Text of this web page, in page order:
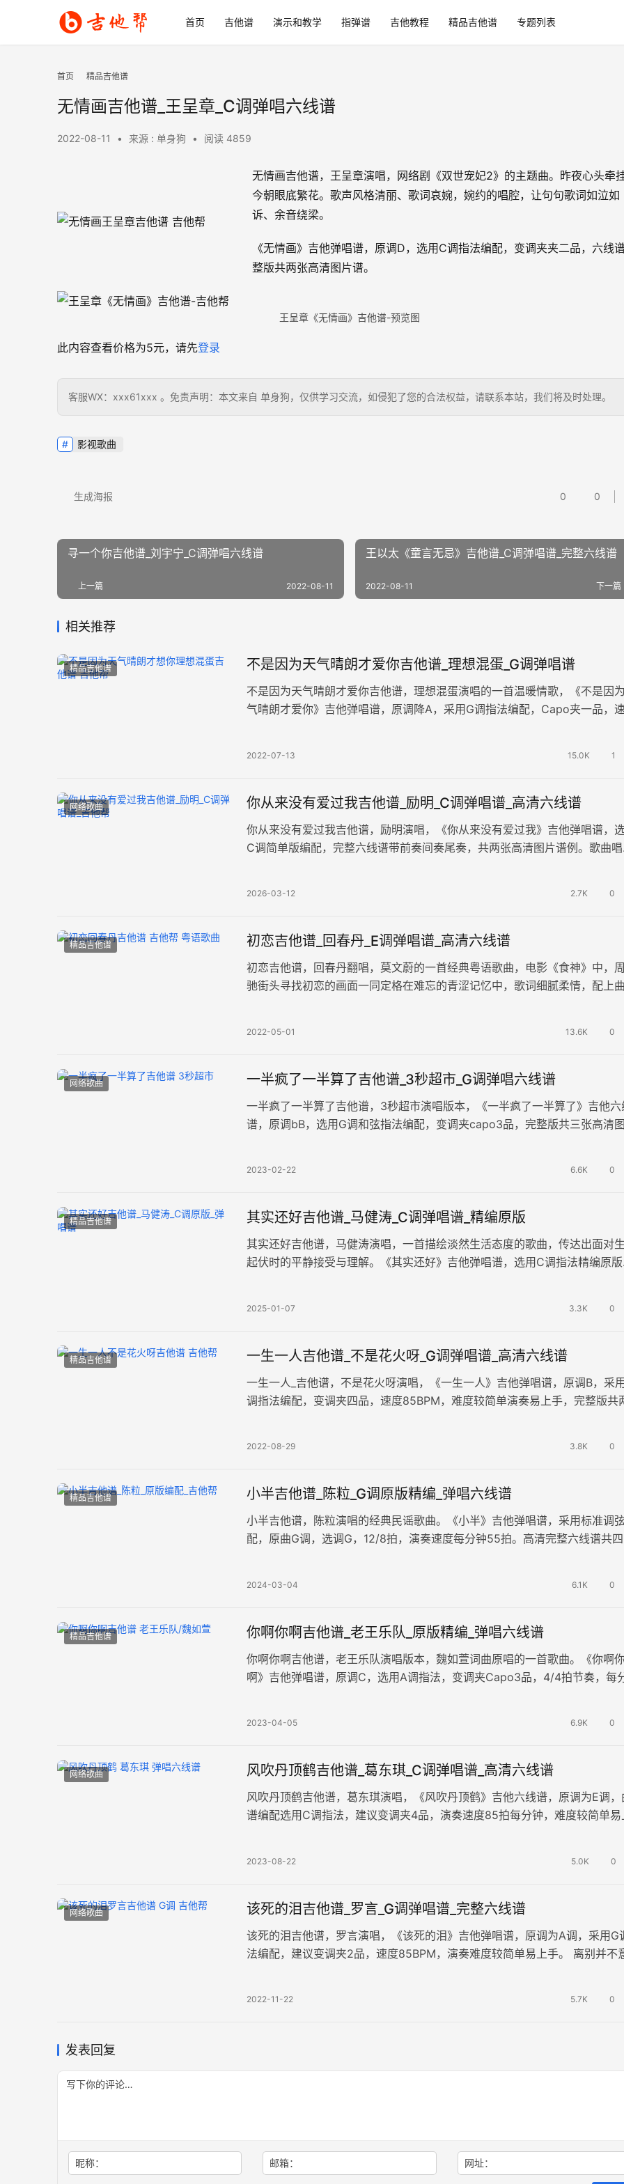
首页 吉他谱 演示和教学 指弹谱 吉他教程 精品吉他谱 专题列表
首页 精品吉他谱
无情画吉他谱_王呈章_C调弹唱六线谱
2022-08-11 • 来源 : 单身狗 • 阅读 4859
无情画吉他谱，王呈章演唱，网络剧《双世宠妃2》的主题曲。昨夜心头牵挂
今朝眼底繁花。歌声风格清丽、歌词哀婉，婉约的唱腔，让句句歌词如泣如
诉、余音绕梁。
《无情画》吉他弹唱谱，原调D，选用C调指法编配，变调夹夹二品，六线
整版共两张高清图片谱。
王呈章《无情画》吉他谱-预览图
此内容查看价格为5元，请先登录
客服WX：xxx61xxx 。免责声明：本文来自 单身狗，仅供学习交流，如侵犯了您的合法权益，请联系本站，我们将及时处理。
影视歌曲
0 0
生成海报
寻一个你吉他谱_刘宇宁_C调弹唱六线谱
上一篇 2022-08-11
王以太《童言无忌》吉他谱_C调弹唱谱_完整六线谱
下一篇
2022-08-11
相关推荐
精品吉他谱 不是因为天气晴朗才爱你吉他谱_理想混蛋_G调弹唱谱
不是因为天气晴朗才爱你吉他谱，理想混蛋演唱的一首温暖情歌，《不是因
气晴朗才爱你》吉他弹唱谱，原调降A，采用G调指法编配，Capo夹一品，
2022-07-13 15.0K 1
网络歌曲 你从来没有爱过我吉他谱_励明_C调弹唱谱_高清六线谱
你从来没有爱过我吉他谱，励明演唱，《你从来没有爱过我》吉他弹唱谱，
C调简单版编配，完整六线谱带前奏间奏尾奏，共两张高清图片谱例。歌曲唱
2026-03-12 2.7K 0
精品吉他谱 初恋吉他谱_回春丹_E调弹唱谱_高清六线谱
初恋吉他谱，回春丹翻唱，莫文蔚的一首经典粤语歌曲，电影《食神》中，
驰街头寻找初恋的画面一同定格在难忘的青涩记忆中，歌词细腻柔情，配上
2022-05-01 13.6K 0
网络歌曲 一半疯了一半算了吉他谱_3秒超市_G调弹唱六线谱
一半疯了一半算了吉他谱，3秒超市演唱版本，《一半疯了一半算了》吉他六
谱，原调bB，选用G调和弦指法编配，变调夹capo3品，完整版共三张高清
2023-02-22 6.6K 0
精品吉他谱 其实还好吉他谱_马健涛_C调弹唱谱_精编原版
其实还好吉他谱，马健涛演唱，一首描绘淡然生活态度的歌曲，传达出面对
起伏时的平静接受与理解。《其实还好》吉他弹唱谱，选用C调指法精编原版
2025-01-07 3.3K 0
精品吉他谱 一生一人吉他谱_不是花火呀_G调弹唱谱_高清六线谱
一生一人_吉他谱，不是花火呀演唱，《一生一人》吉他弹唱谱，原调B，采
调指法编配，变调夹四品，速度85BPM，难度较简单演奏易上手，完整版共
2022-08-29 3.8K 0
精品吉他谱 小半吉他谱_陈粒_G调原版精编_弹唱六线谱
小半吉他谱，陈粒演唱的经典民谣歌曲。《小半》吉他弹唱谱，采用标准调
配，原曲G调，选调G，12/8拍，演奏速度每分钟55拍。高清完整六线谱共四
2024-03-04 6.1K 0
精品吉他谱 你啊你啊吉他谱_老王乐队_原版精编_弹唱六线谱
你啊你啊吉他谱，老王乐队演唱版本，魏如萱词曲原唱的一首歌曲。《你啊
啊》吉他弹唱谱，原调C，选用A调指法，变调夹Capo3品，4/4拍节奏，每
2023-04-05 6.9K 0
网络歌曲 风吹丹顶鹤吉他谱_葛东琪_C调弹唱谱_高清六线谱
风吹丹顶鹤吉他谱，葛东琪演唱，《风吹丹顶鹤》吉他六线谱，原调为E调，
谱编配选用C调指法，建议变调夹4品，演奏速度85拍每分钟，难度较简单易
2023-08-22 5.0K 0
网络歌曲 该死的泪吉他谱_罗言_G调弹唱谱_完整六线谱
该死的泪吉他谱，罗言演唱，《该死的泪》吉他弹唱谱，原调为A调，采用G
法编配，建议变调夹2品，速度85BPM，演奏难度较简单易上手。 离别并不
2022-11-22 5.7K 0
发表回复
昵称： 邮箱： 网址：